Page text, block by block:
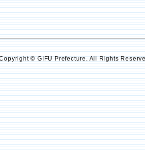
© GIFU Prefecture. All Rights